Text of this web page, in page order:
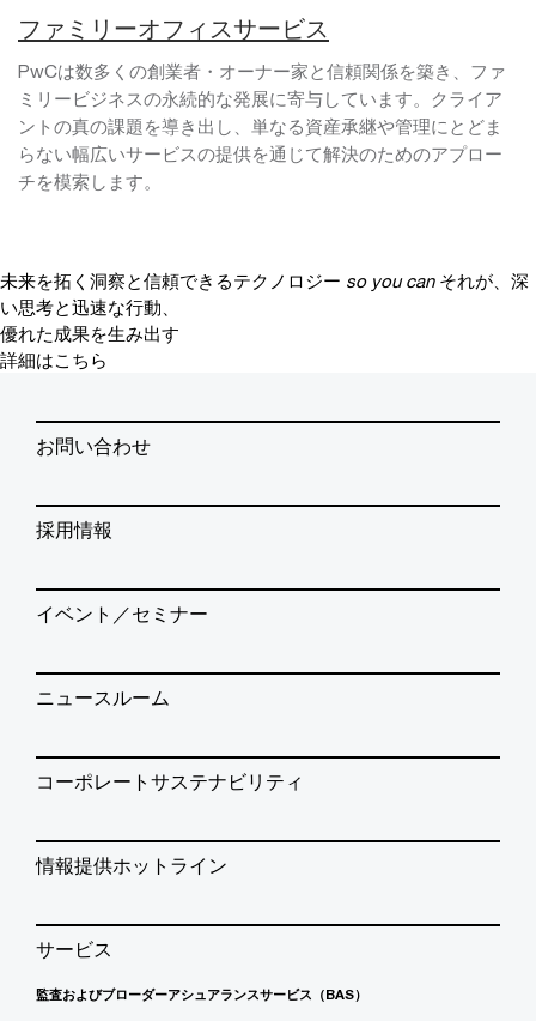
ファミリーオフィスサービス
PwCは数多くの創業者・オーナー家と信頼関係を築き、ファ
ミリービジネスの永続的な発展に寄与しています。クライア
ントの真の課題を導き出し、単なる資産承継や管理にとどま
らない幅広いサービスの提供を通じて解決のためのアプロー
チを模索します。
未来を拓く洞察と信頼できるテクノロジー so you can それが、深
い思考と迅速な行動、
優れた成果を生み出す
詳細はこちら
お問い合わせ
採用情報
イベント／セミナー
ニュースルーム
コーポレートサステナビリティ
情報提供ホットライン
サービス
監査およびブローダーアシュアランスサービス（BAS）